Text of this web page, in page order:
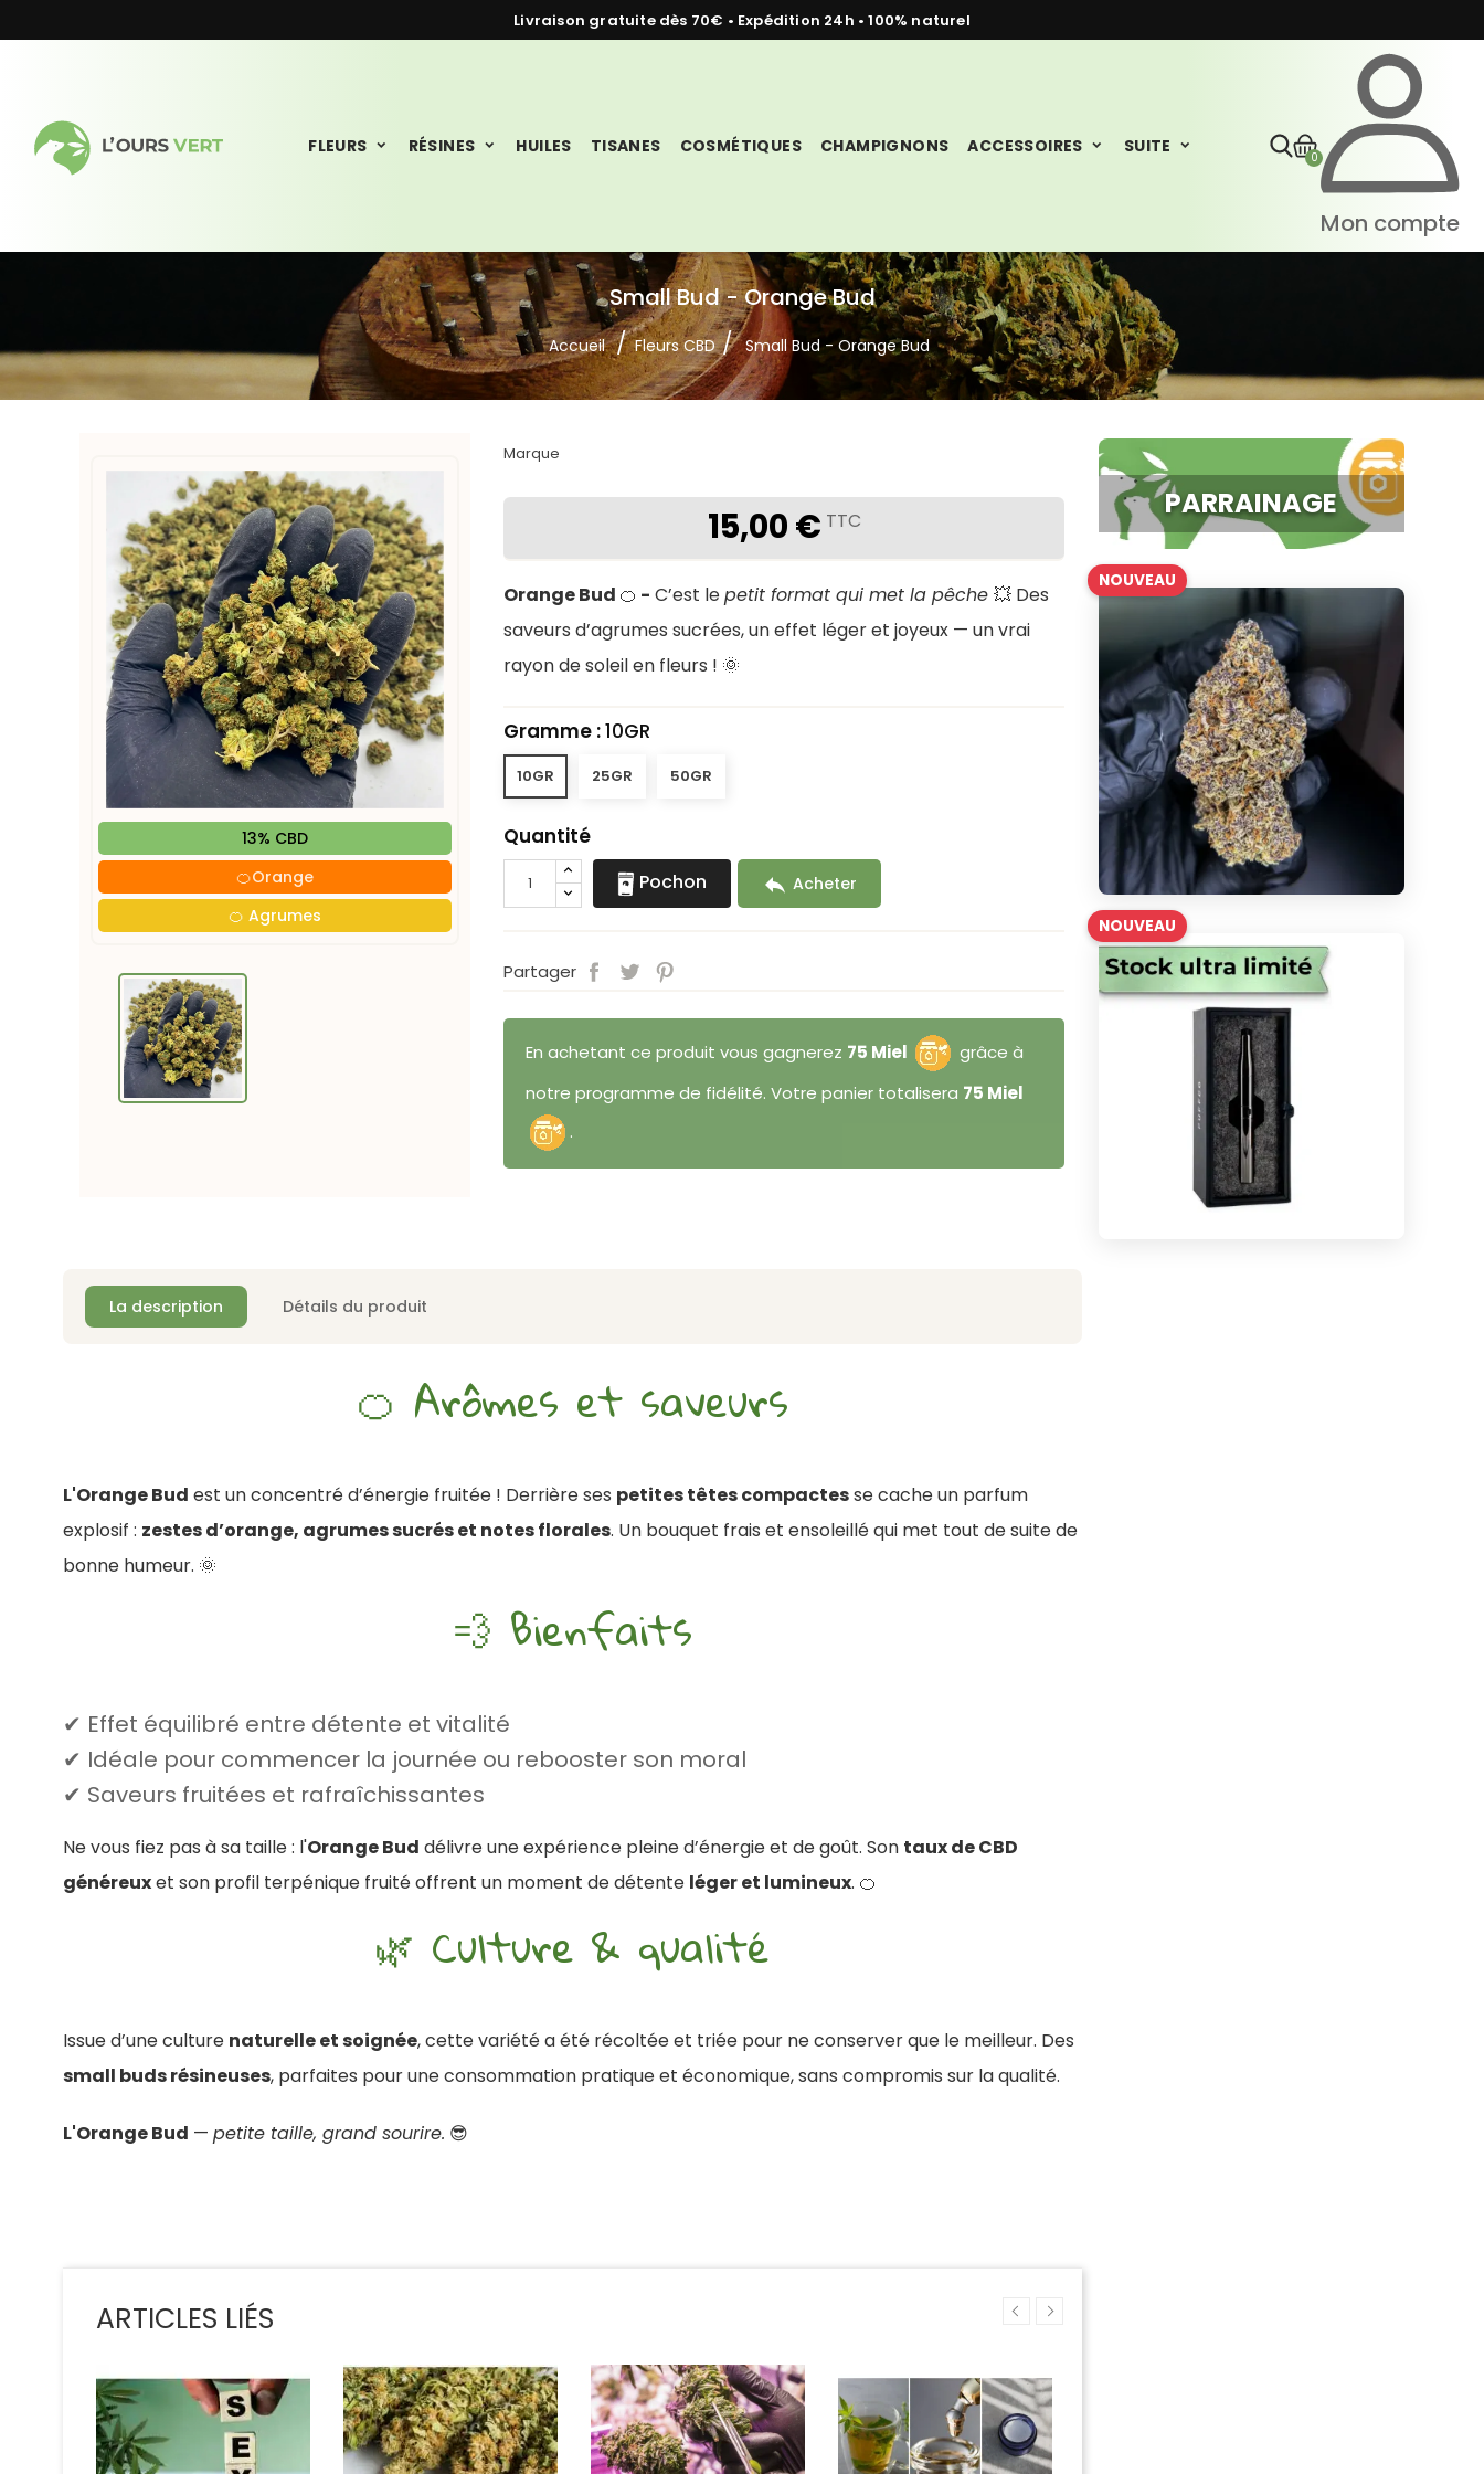
Livraison gratuite dès 70€ • Expédition 24h • 100% naturel
FLEURS RÉSINES HUILES TISANES COSMÉTIQUES CHAMPIGNONS ACCESSOIRES SUITE
0
Mon compte
Small Bud - Orange Bud
Accueil Fleurs CBD Small Bud - Orange Bud
13% CBD
🍊Orange
🍊 Agrumes
Marque
15,00 € TTC
Orange Bud 🍊 - C’est lepetit format qui met la pêche💥 Des
saveurs d’agrumes sucrées, un effet léger et joyeux — un vrai
rayon de soleil en fleurs ! 🌞
Gramme :10GR
10GR 25GR 50GR
Quantité
Pochon  Acheter
Partager
En achetant ce produit vous gagnerez 75 Miel
grâce à
notre programme de fidélité. Votre panier totalisera 75 Miel
.
La description Détails du produit
🍊 Arômes et saveurs
L'Orange Bud est un concentré d’énergie fruitée ! Derrière ses petites têtes compactesse cache un parfum
explosif : zestes d’orange, agrumes sucrés et notes florales. Un bouquet frais et ensoleillé qui met tout de suite de
bonne humeur. 🌞
💨 Bienfaits
✔ Effet équilibré entre détente et vitalité
✔ Idéale pour commencer la journée ou rebooster son moral
✔ Saveurs fruitées et rafraîchissantes
Ne vous fiez pas à sa taille : l'Orange Bud délivre une expérience pleine d’énergie et de goût. Son taux de CBD
généreuxet son profil terpénique fruité offrent un moment de détente léger et lumineux. 🍊
🌿 Culture & qualité
Issue d’une culture naturelle et soignée, cette variété a été récoltée et triée pour ne conserver que le meilleur. Des
small buds résineuses, parfaites pour une consommation pratique et économique, sans compromis sur la qualité.
L'Orange Bud — petite taille, grand sourire. 😎
ARTICLES LIÉS
PARRAINAGE
NOUVEAU
NOUVEAU